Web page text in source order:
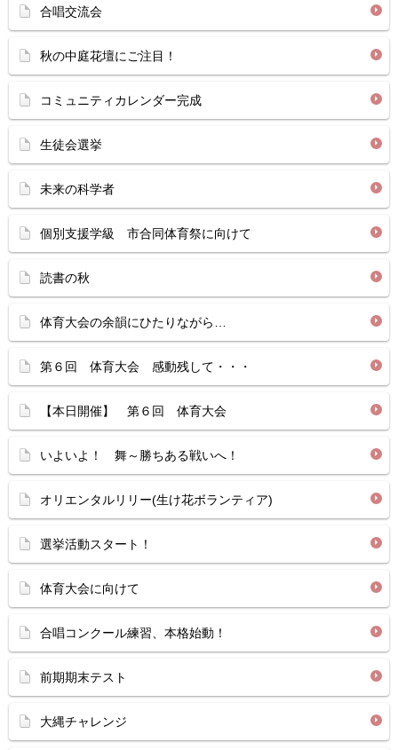
合唱交流会
秋の中庭花壇にご注目！
コミュニティカレンダー完成
生徒会選挙
未来の科学者
個別支援学級 市合同体育祭に向けて
読書の秋
体育大会の余韻にひたりながら…
第６回 体育大会 感動残して・・・
【本日開催】 第６回 体育大会
いよいよ！ 舞～勝ちある戦いへ！
オリエンタルリリー(生け花ボランティア)
選挙活動スタート！
体育大会に向けて
合唱コンクール練習、本格始動！
前期期末テスト
大縄チャレンジ